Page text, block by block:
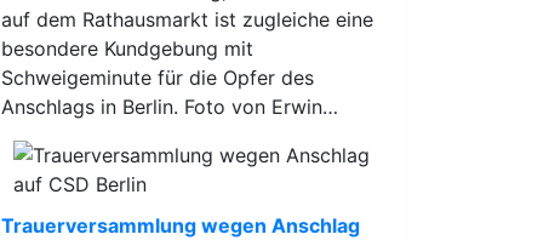
auf dem Rathausmarkt ist zugleiche eine
besondere Kundgebung mit
Schweigeminute für die Opfer des
Anschlags in Berlin. Foto von Erwin…
Trauerversammlung wegen Anschlag